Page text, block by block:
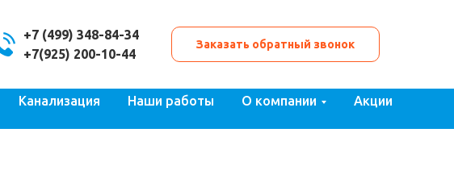
+7 (499) 348-84-34
+7(925) 200-10-44
Заказать обратный звонок
Канализация Наши работы О компании
Акции